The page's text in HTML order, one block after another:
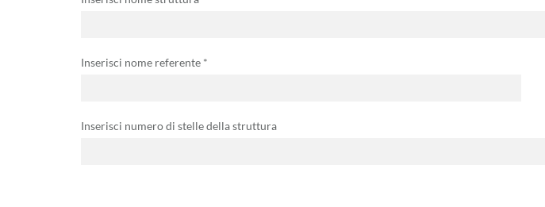
Inserisci nome referente *
Inserisci numero di stelle della struttura